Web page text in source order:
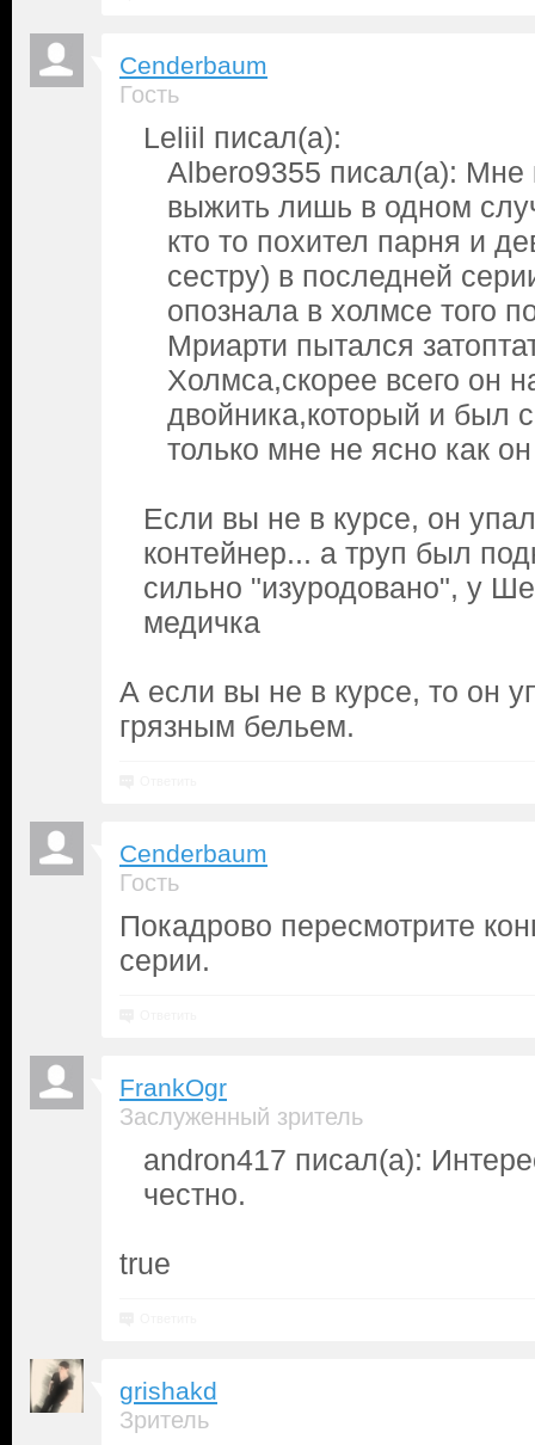
Cenderbaum
Гость
Leliil писал(а):
Albero9355 писал(а): Мне
выжить лишь в одном
кто то похител парня и
сестру) в последней
опознала в холмсе того
Мриарти пытался
Холмса,скорее всего он
двойника,который и был
только мне не ясно как
Если вы не в курсе, он
контейнер... а труп был
сильно "изуродовано", у
медичка
А если вы не в курсе, то он
грязным бельем.
Cenderbaum
Гость
Покадрово пересмотрите
серии.
FrankOgr
Заслуженный зритель
andron417 писал(а):
честно.
true
grishakd
Зритель